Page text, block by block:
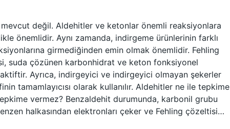
değil. Aldehitler ve ketonlar önemli reaksiyonlara
önemlidir. Aynı zamanda, indirgeme ürünlerinin farklı
girmediğinden emin olmak önemlidir. Fehling
suda çözünen karbonhidrat ve keton fonksiyonel
Ayrıca, indirgeyici ve indirgeyici olmayan şekerler
tamamlayıcısı olarak kullanılır. Aldehitler ne ile tepkime
vermez? Benzaldehit durumunda, karbonil grubu
halkasından elektronları çeker ve Fehling çözeltisi…